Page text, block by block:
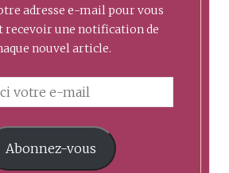
adresse e-mail pour vous
recevoir une notification de
nouvel article.
Abonnez-vous